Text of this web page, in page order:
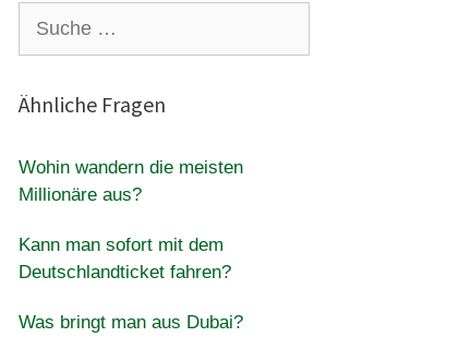
nach:
Ähnliche Fragen
Wohin wandern die meisten
Millionäre aus?
Kann man sofort mit dem
Deutschlandticket fahren?
Was bringt man aus Dubai?